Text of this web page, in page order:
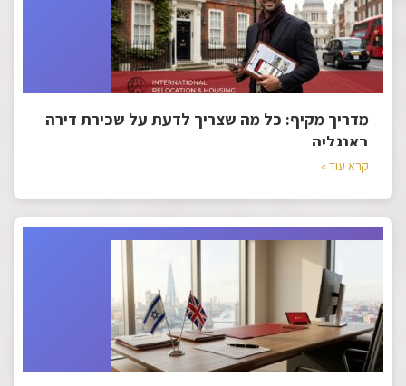
מדריך מקיף: כל מה שצריך לדעת על שכירת דירה
באנגליה
קרא עוד »